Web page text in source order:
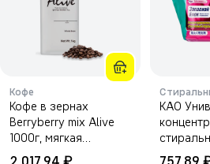
Кофе
Кофе в зернах
Berryberry mix Alive
1000г, мягкая
упаковка.
2 017,94 ₽
KAO
"Attack
757,89